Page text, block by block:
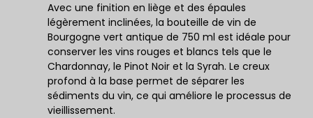
Avec une finition en liège et des épaules
légèrement inclinées, la bouteille de vin de
Bourgogne vert antique de 750 ml est idéale pour
conserver les vins rouges et blancs tels que le
Chardonnay, le Pinot Noir et la Syrah. Le creux
profond à la base permet de séparer les
sédiments du vin, ce qui améliore le processus de
vieillissement.